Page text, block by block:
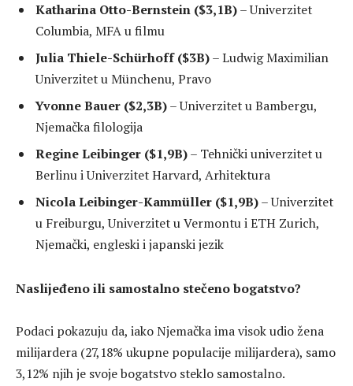
Katharina Otto-Bernstein ($3,1B)– Univerzitet
Columbia, MFA u filmu
Julia Thiele-Schürhoff ($3B)– Ludwig Maximilian
Univerzitet u Münchenu, Pravo
Yvonne Bauer ($2,3B)– Univerzitet u Bambergu,
Njemačka filologija
Regine Leibinger ($1,9B)– Tehnički univerzitet u
Berlinu i Univerzitet Harvard, Arhitektura
Nicola Leibinger-Kammüller ($1,9B)– Univerzitet
u Freiburgu, Univerzitet u Vermontu i ETH Zurich,
Njemački, engleski i japanski jezik
Naslijeđeno ili samostalno stečeno bogatstvo?
Podaci pokazuju da, iako Njemačka ima visok udio žena
milijardera (27,18% ukupne populacije milijardera), samo
3,12% njih je svoje bogatstvo steklo samostalno.